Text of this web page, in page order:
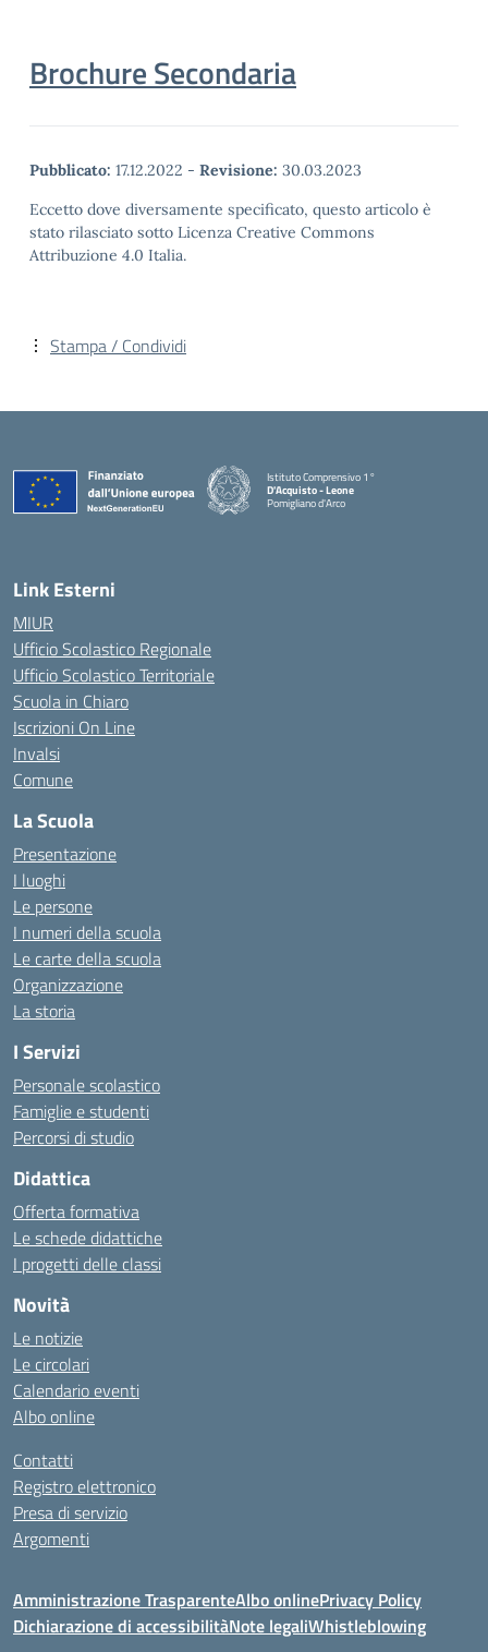
Brochure Secondaria
Pubblicato: 17.12.2022 - Revisione: 30.03.2023
Eccetto dove diversamente specificato, questo articolo è
stato rilasciato sotto Licenza Creative Commons
Attribuzione 4.0 Italia.
Stampa / Condividi
Istituto Comprensivo 1°
D'Acquisto - Leone
Pomigliano d'Arco
— Visita la pagina iniziale della scuola
Link Esterni
MIUR
Ufficio Scolastico Regionale
Ufficio Scolastico Territoriale
Scuola in Chiaro
Iscrizioni On Line
Invalsi
Comune
La Scuola
Presentazione
I luoghi
Le persone
I numeri della scuola
Le carte della scuola
Organizzazione
La storia
I Servizi
Personale scolastico
Famiglie e studenti
Percorsi di studio
Didattica
Offerta formativa
Le schede didattiche
I progetti delle classi
Novità
Le notizie
Le circolari
Calendario eventi
Albo online
Contatti
Registro elettronico
Presa di servizio
Argomenti
Amministrazione TrasparenteAlbo onlinePrivacy Policy
Dichiarazione di accessibilitàNote legaliWhistleblowing